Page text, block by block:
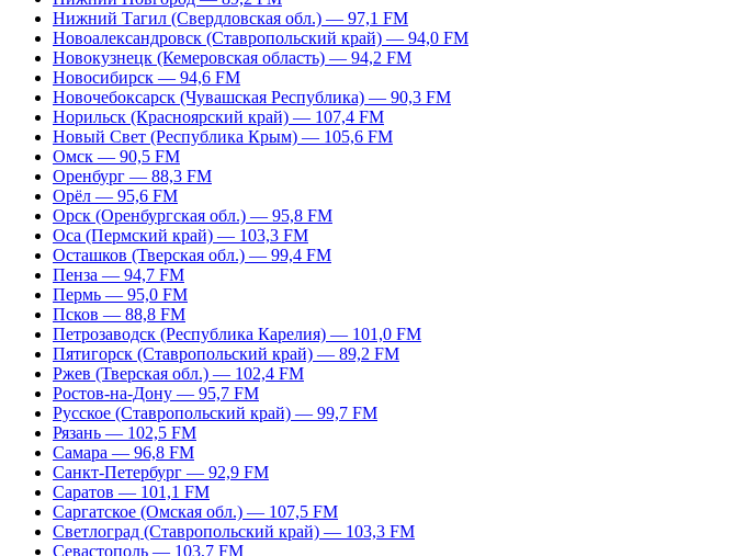
Нижний Тагил (Свердловская обл.) — 97,1 FM
Новоалександровск (Ставропольский край) — 94,0 FM
Новокузнецк (Кемеровская область) — 94,2 FM
Новосибирск — 94,6 FM
Новочебоксарск (Чувашская Республика) — 90,3 FM
Норильск (Красноярский край) — 107,4 FM
Новый Свет (Республика Крым) — 105,6 FM
Омск — 90,5 FM
Оренбург — 88,3 FM
Орёл — 95,6 FM
Орск (Оренбургская обл.) — 95,8 FM
Оса (Пермский край) — 103,3 FM
Осташков (Тверская обл.) — 99,4 FM
Пенза — 94,7 FM
Пермь — 95,0 FM
Псков — 88,8 FM
Петрозаводск (Республика Карелия) — 101,0 FM
Пятигорск (Ставропольский край) — 89,2 FM
Ржев (Тверская обл.) — 102,4 FM
Ростов-на-Дону — 95,7 FM
Русское (Ставропольский край) — 99,7 FM
Рязань — 102,5 FM
Самара — 96,8 FM
Санкт-Петербург — 92,9 FM
Саратов — 101,1 FM
Саргатское (Омская обл.) — 107,5 FM
Светлоград (Ставропольский край) — 103,3 FM
Севастополь — 103,7 FM